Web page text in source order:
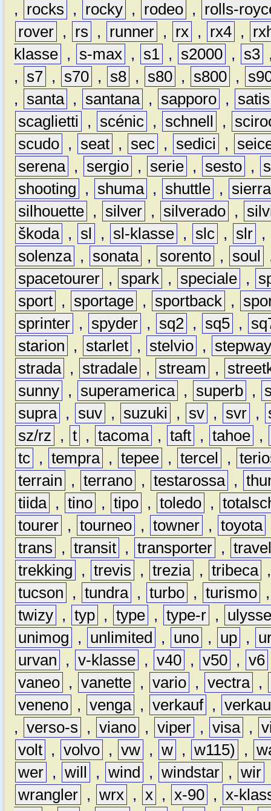
,
rocks , rocky , rodeo ,
rolls-
rover , rs , runner , rx , rx4 ,
klasse , s-max , s1 , s2000 , s3
,
s7 , s70 , s8 , s80 , s800 ,
,
santa , santana , sapporo ,
satis
scaglietti
, scénic , schnell ,
scudo , seat , sec , sedici ,
serena , sergio , serie , sesto ,
shooting
, shuma , shuttle ,
sierra
silhouette , silver , silverado ,
škoda , sl , sl-klasse , slc , slr ,
solenza , sonata , sorento , soul
spacetourer , spark , speciale ,
sport , sportage , sportback ,
sprinter , spyder , sq2 , sq5 ,
starion
, starlet , stelvio ,
strada , stradale , stream ,
sunny , superamerica , superb ,
supra , suv , suzuki , sv , svr ,
sz/rz
, t , tacoma , taft , tahoe ,
tc , tempra , tepee , tercel ,
terrain
, terrano , testarossa ,
tiida , tino , tipo , toledo ,
tourer , tourneo , towner , toyota
trans
, transit , transporter ,
trekking
, trevis , trezia , tribeca
tucson
, tundra , turbo , turismo
twizy , typ , type , type-r ,
unimog
, unlimited , uno , up ,
urvan
, v-klasse , v40 , v50 , v6
vaneo , vanette , vario , vectra ,
veneno , venga , verkauf ,
, verso-s , viano , viper , visa ,
volt , volvo , vw , w , w115) ,
wer , will , wind , windstar , wir
wrangler , wrx , x , x-90 , x-